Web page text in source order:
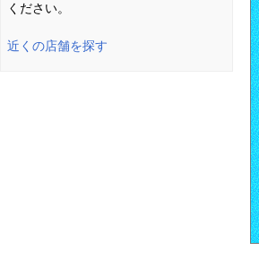
ください。
近くの店舗を探す